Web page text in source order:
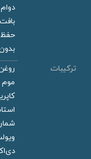
حفظ
ترکیبات
موم